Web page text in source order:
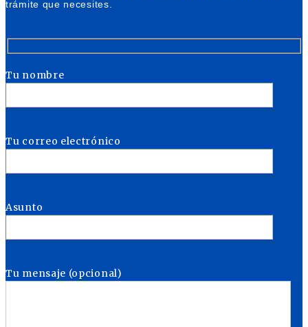
trámite que necesites.
Tu nombre
Tu correo electrónico
Asunto
Tu mensaje (opcional)